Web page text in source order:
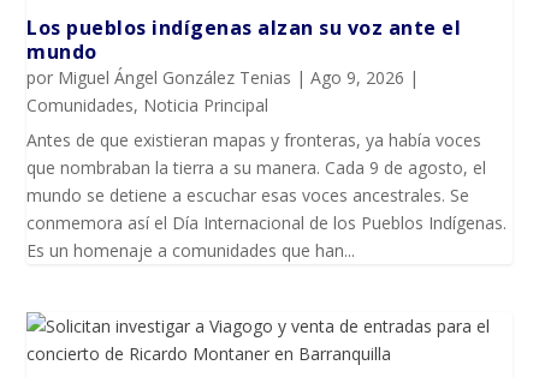
Los pueblos indígenas alzan su voz ante el
mundo
por Miguel Ángel González Tenias |Ago 9, 2026 |
Comunidades, Noticia Principal
Antes de que existieran mapas y fronteras, ya había voces
que nombraban la tierra a su manera. Cada 9 de agosto, el
mundo se detiene a escuchar esas voces ancestrales. Se
conmemora así el Día Internacional de los Pueblos Indígenas.
Es un homenaje a comunidades que han...